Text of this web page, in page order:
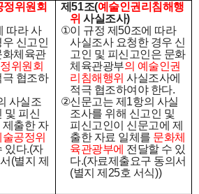
정위원회
따라 사
신고인
화체육관
위원회
협조하
사실조
및 피신
제출한 자
공정위
있다.(자
(별지 제
제51조(예술인권리침해행
위 사실조사)
①이 규정 제50조에 따라
사실조사 요청한 경우 신
고인 및 피신고인은 문화
체육관광부의 예술인권
리침해행위 사실조사에
적극 협조하여야 한다.
②신문고는 제 1항의 사실
조사를 위해 신고인 및
피신고인이 신문고에 제
출한 자료 일체를 문화체
육관광부에 전달할 수 있
다.(자료제출요구 동의서
(별지 제 25호 서식))